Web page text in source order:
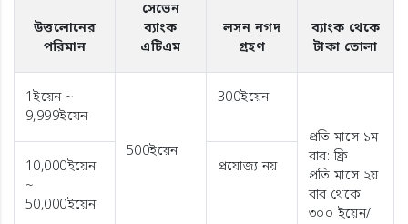
উত্তলোনের
পরিমান
সেভেন
ব্যাংক
এটিএম
লসন নগদ
গ্রহণ
ব্যাংক থেকে
টাকা তোলা
1ইয়েন ~
9,999ইয়েন
500ইয়েন
300ইয়েন
প্রতি মাসে ১ম
বার: ফ্রি
প্রতি মাসে ২য়
বার থেকে:
৩০০ ইয়েন/
10,000ইয়েন
~
50,000ইয়েন
প্রযোজ্য নয়